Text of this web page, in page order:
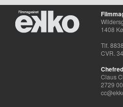
1408
Tlf.
CVR.
Claus
2729